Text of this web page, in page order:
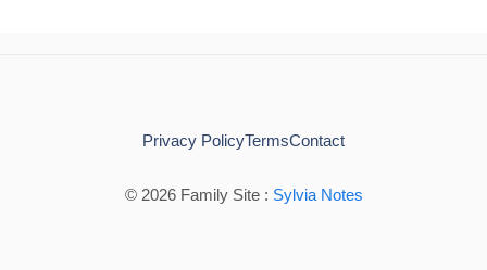
© 2026 Family Site : Sylvia Notes
Privacy PolicyTermsContact